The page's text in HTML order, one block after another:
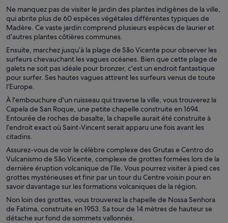
Ne manquez pas de visiter le jardin des plantes indigènes de la ville,
qui abrite plus de 60 espèces végétales différentes typiques de
Madère. Ce vaste jardin comprend plusieurs espèces de laurier et
d’autres plantes côtières communes.
Ensuite, marchez jusqu’à la plage de São Vicente pour observer les
surfeurs chevauchant les vagues océanes. Bien que cette plage de
galets ne soit pas idéale pour bronzer, c'est un endroit fantastique
pour surfer. Ses hautes vagues attirent les surfeurs venus de toute
l’Europe.
À l'embouchure d'un ruisseau qui traverse la ville, vous trouverez la
Capela de San Roque, une petite chapelle construite en 1694.
Entourée de roches de basalte, la chapelle aurait été construite à
l’endroit exact où Saint-Vincent serait apparu une fois avant les
citadins.
Assurez-vous de voir le célèbre complexe des Grutas e Centro do
Vulcanismo de São Vicente, complexe de grottes formées lors de la
dernière éruption volcanique de l’île. Vous pourrez visiter à pied ces
grottes mystérieuses et finir par un tour du Centre voisin pour en
savoir davantage sur les formations volcaniques de la région.
Non loin des grottes, vous trouverez la chapelle de Nossa Senhora
de Fatima, construite en 1953. Sa tour de 14 mètres de hauteur se
détache sur fond de sommets vallonnés.